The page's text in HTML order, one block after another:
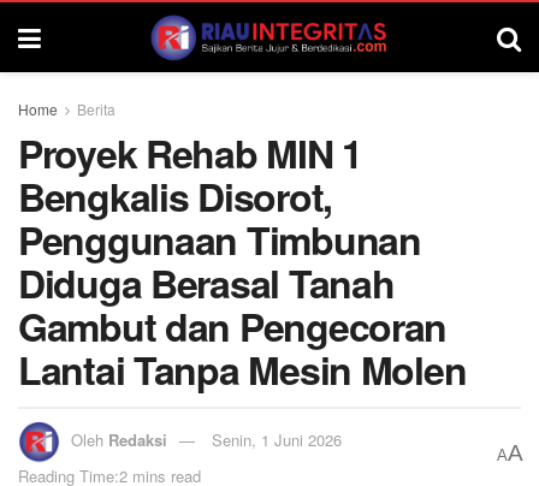
Home Berita
Proyek Rehab MIN 1
Bengkalis Disorot,
Penggunaan Timbunan
Diduga Berasal Tanah
Gambut dan Pengecoran
Lantai Tanpa Mesin Molen
Oleh Redaksi
Senin, 1 Juni 2026
Reading Time:2 mins read
AA